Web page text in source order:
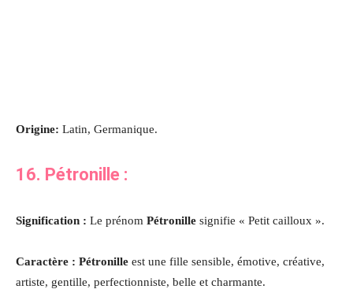
Origine: Latin, Germanique.
16. Pétronille :
Signification : Le prénom Pétronille signifie « Petit cailloux ».
Caractère : Pétronille est une fille sensible, émotive, créative,
artiste, gentille, perfectionniste, belle et charmante.